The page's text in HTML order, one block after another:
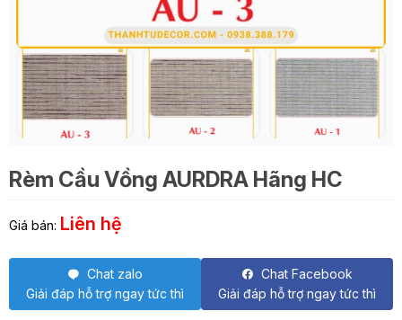
Rèm Cầu Vồng AURDRA Hãng HC
Giá bán: Liên hệ
Chat zalo
Giải đáp hỗ trợ ngay tức thì
Chat Facebook
Giải đáp hỗ trợ ngay tức thì